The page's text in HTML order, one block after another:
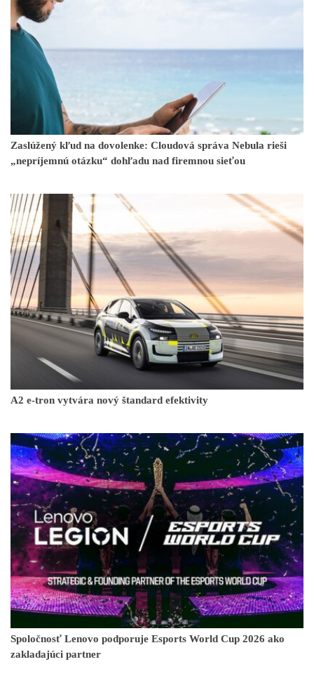
Zaslúžený kľud na dovolenke: Cloudová správa Nebula rieši
„nepríjemnú otázku“ dohľadu nad firemnou sieťou
A2 e-tron vytvára nový štandard efektivity
Spoločnosť Lenovo podporuje Esports World Cup 2026 ako
zakladajúci partner